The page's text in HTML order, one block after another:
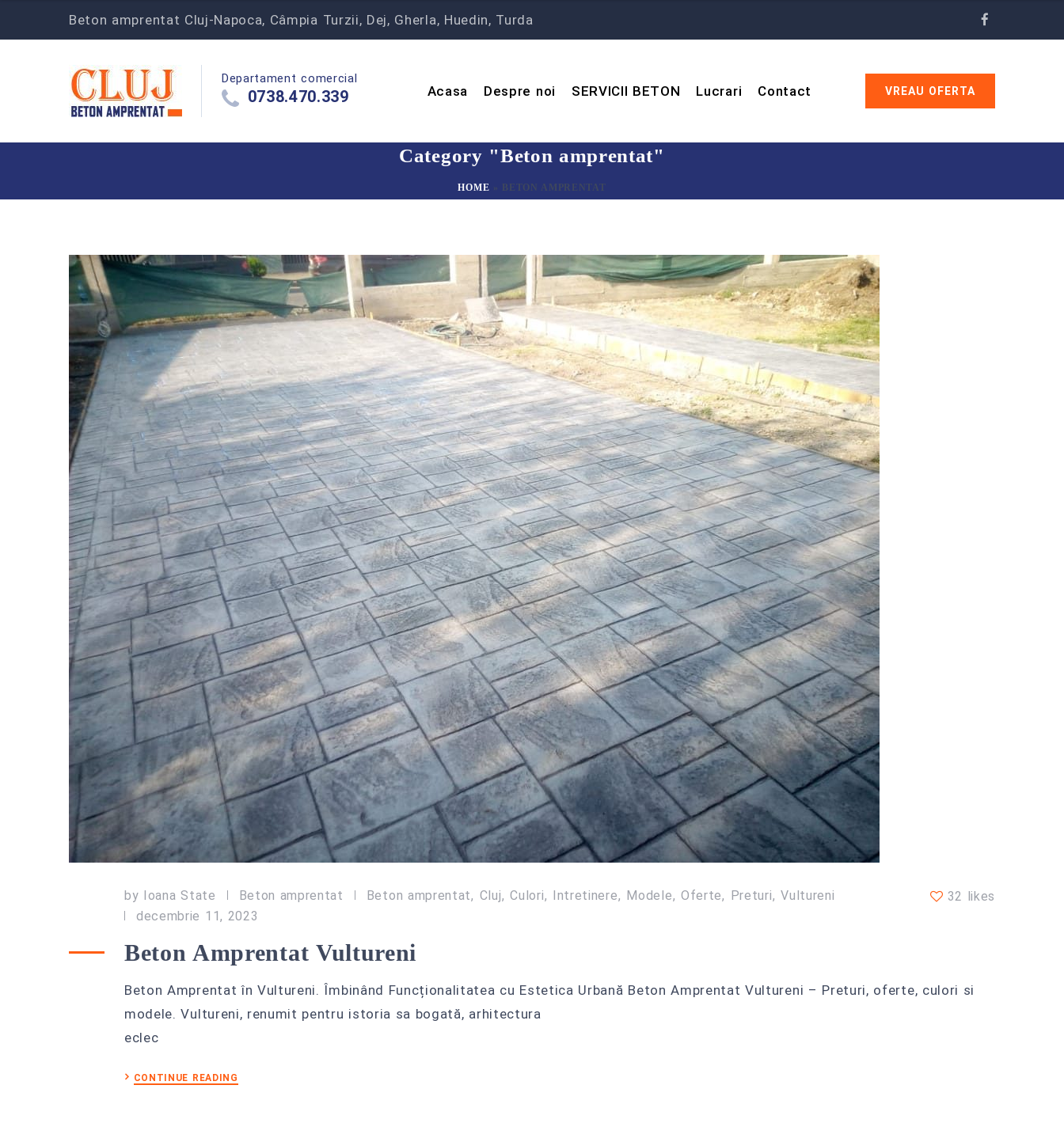
Beton amprentat Cluj-Napoca, Câmpia Turzii‎, Dej, Gherla, Huedin, Turda
Departament comercial
0738.470.339 Acasa Despre noi SERVICII BETON Lucrari Contact VREAU OFERTA
Category "Beton amprentat"
HOME BETON AMPRENTAT
by Ioana State Beton amprentat Beton amprentat Cluj Culori Intretinere Modele Oferte Preturi
Vultureni
decembrie 11, 2023
32 likes
Beton Amprentat Vultureni
Beton Amprentat în Vultureni. Îmbinând Funcționalitatea cu Estetica Urbană Beton Amprentat Vultureni – Preturi, oferte, culori si
modele. Vultureni, renumit pentru istoria sa bogată, arhitectura
eclec
CONTINUE READING